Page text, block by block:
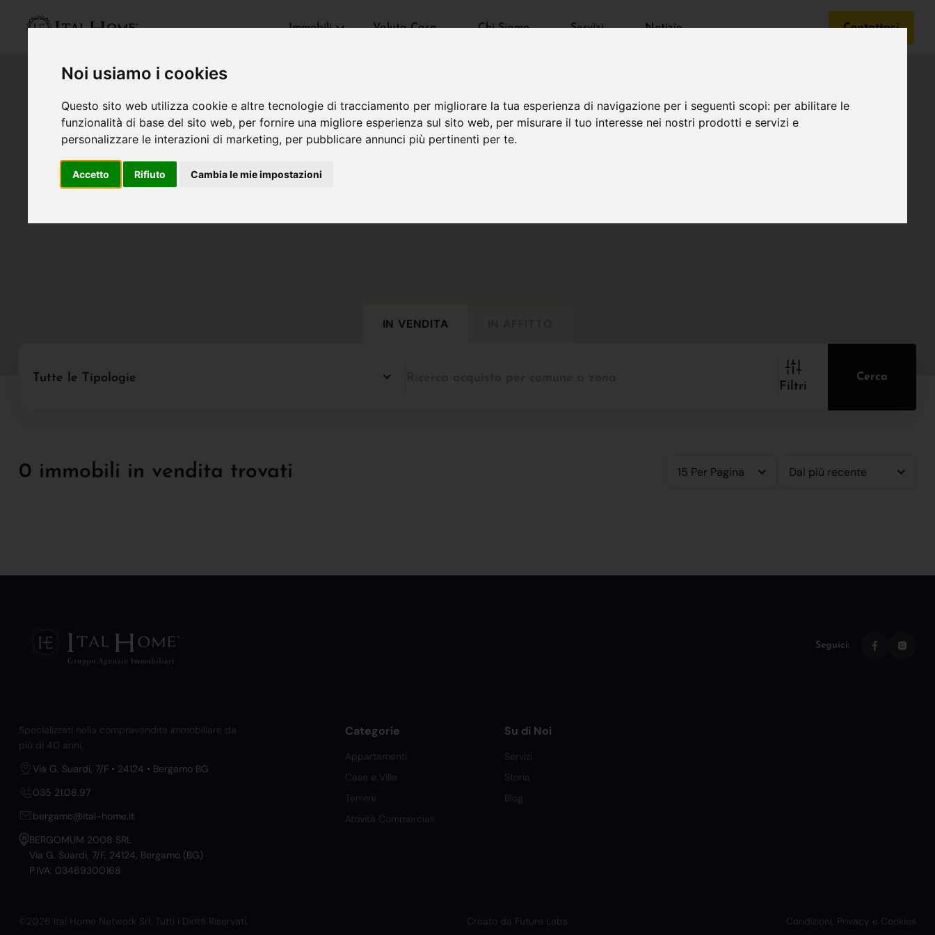
Noi usiamo i cookies
Questo sito web utilizza cookie e altre tecnologie di tracciamento per migliorare la tua esperienza di navigazione per i seguenti scopi: per abilitare le
funzionalità di base del sito web, per fornire una migliore esperienza sul sito web, per misurare il tuo interesse nei nostri prodotti e servizi e
personalizzare le interazioni di marketing, per pubblicare annunci più pertinenti per te.
Accetto Rifiuto Cambia le mie impostazioni
Immobili Valuta Casa Chi Siamo Servizi Notizie Contattaci
IN VENDITA
Tutte le Tipologie
Filtri
Cerca
0 immobili in vendita trovati 15 Per Pagina Dal più recente
Seguici:
Specializzati nella compravendita immobiliare da
più di 40 anni.
Via G. Suardi, 7/F • 24124 • Bergamo BG
035 21.08.97
bergamo@ital-home.it
BERGOMUM 2008 SRL
Via G. Suardi, 7/F, 24124, Bergamo (BG)
P.IVA: 03469300168
Categorie
Appartamenti
Case e Ville
Terreni
Attività Commerciali
Su di Noi
Servizi
Storia
Blog
©2026 Ital Home Network Srl. Tutti i Diritti Riservati. Creato da Future Labs Condizioni, Privacy e Cookies